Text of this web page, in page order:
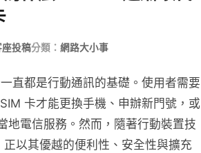
座投稿分類： 網路大小事
直都是行動通訊的基礎。使用者需要
卡才能更換手機、申辦新門號，或
地電信服務。然而，隨著行動裝置技
以其優越的便利性、安全性與擴充